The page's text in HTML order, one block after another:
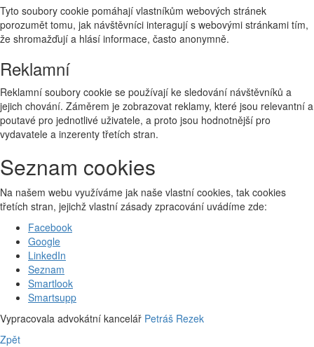
Tyto soubory cookie pomáhají vlastníkům webových stránek
porozumět tomu, jak návštěvníci interagují s webovými stránkami tím,
že shromažďují a hlásí informace, často anonymně.
Reklamní
Reklamní soubory cookie se používají ke sledování návštěvníků a
jejich chování. Záměrem je zobrazovat reklamy, které jsou relevantní a
poutavé pro jednotlivé uživatele, a proto jsou hodnotnější pro
vydavatele a inzerenty třetích stran.
Seznam cookies
Na našem webu využíváme jak naše vlastní cookies, tak cookies
třetích stran, jejichž vlastní zásady zpracování uvádíme zde:
Facebook
Google
LinkedIn
Seznam
Smartlook
Smartsupp
Vypracovala advokátní kancelář Petráš Rezek
Zpět